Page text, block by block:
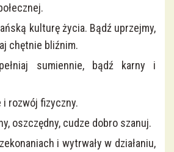
kulturę życia. Bądź uprzejmy,
chętnie bliźnim.
sumiennie, bądź karny i
i rozwój fizyczny.
oszczędny, cudze dobro szanuj.
i wytrwały w działaniu,